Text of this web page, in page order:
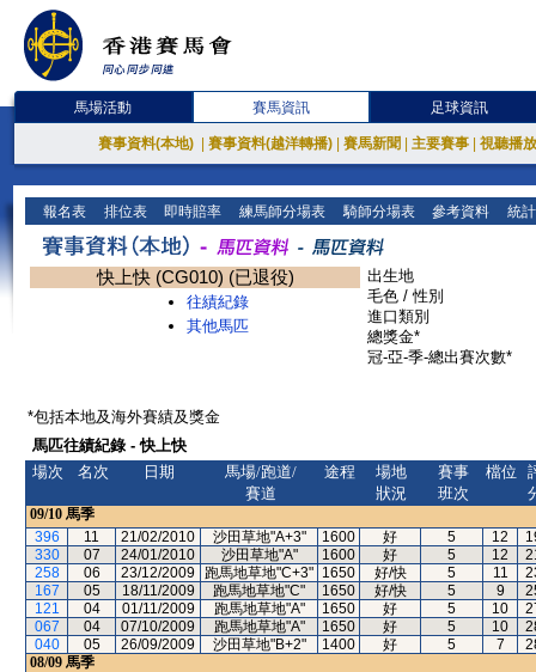
馬場活動 賽馬資訊 足球資訊
賽事資料(本地) 賽事資料(越洋轉播) 賽馬新聞 主要賽事 視聽播
報名表 排位表 即時賠率 練馬師分場表 騎師分場表 參考資料 統
快上快 (CG010) (已退役)
往績紀錄
其他馬匹
出生地
毛色 / 性別
進口類別
總獎金*
冠-亞-季-總出賽次數*
*包括本地及海外賽績及獎金
馬匹往績紀錄 - 快上快
場次
名次 日期
馬場/跑道/
賽道
途程
場地
狀況
賽事
班次
檔位
09/10 馬季
396
11 21/02/2010 沙田草地"A+3" 1600 好 5 12
330
07 24/01/2010 沙田草地"A" 1600 好 5 12
258
06 23/12/2009 跑馬地草地"C+3" 1650 好/快 5 11
167
05 18/11/2009 跑馬地草地"C" 1650 好/快 5 9
121
04 01/11/2009 跑馬地草地"A" 1650 好 5 10
067
04 07/10/2009 跑馬地草地"A" 1650 好 5 10
040
05 26/09/2009 沙田草地"B+2" 1400 好 5 7
08/09 馬季